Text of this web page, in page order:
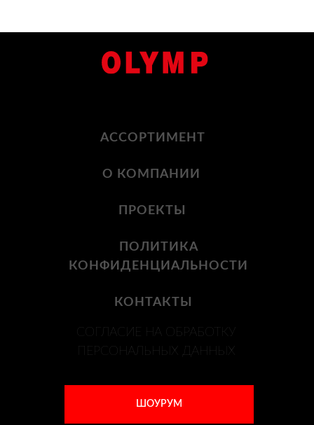
СОГЛАСИЕ НА ОБРАБОТКУ
ПЕРСОНАЛЬНЫХ ДАННЫХ
АССОРТИМЕНТ
ПРОЕКТЫ
ШОУРУМ
КОНТАКТЫ
О КОМПАНИИ
ПОЛИТИКА
КОНФИДЕНЦИАЛЬНОСТИ